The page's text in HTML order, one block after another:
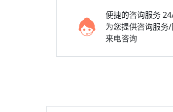
便捷的咨询服务
为您提供咨询服务
来电咨询